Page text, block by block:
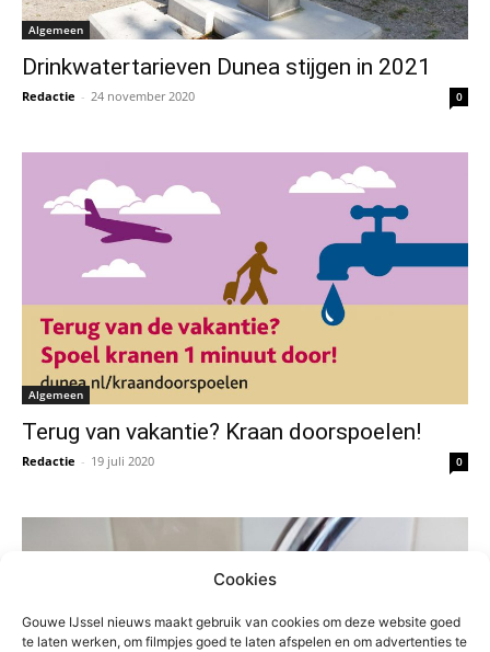
Cookies
Gouwe IJssel nieuws maakt gebruik van cookies om deze website goed
te laten werken, om filmpjes goed te laten afspelen en om advertenties te
Algemeen
Drinkwatertarieven Dunea stijgen in 2021
Redactie - 24 november 2020 0
Algemeen
Terug van vakantie? Kraan doorspoelen!
Redactie - 19 juli 2020 0